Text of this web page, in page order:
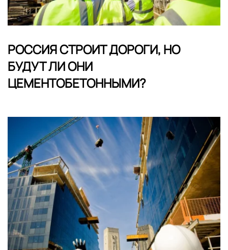
РОССИЯ СТРОИТ ДОРОГИ, НО
БУДУТ ЛИ ОНИ
ЦЕМЕНТОБЕТОННЫМИ?